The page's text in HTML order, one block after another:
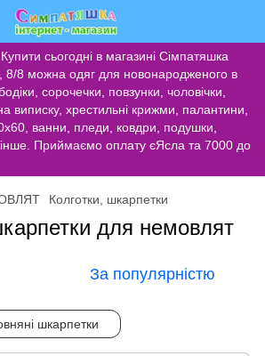
сьогодні в магазині Сімпатяшка
8/8 можна одяг для новонародженого в
сорочечки, повзунки, чоловічки,
виписку, хрестильні крижми, палантини,
ванни, пледи, ковдри, подушки,
інше. Приймаємо оплату єЯсла та 7000 до
Колготки, шкарпетки
для немовлят
За популярністю
шкарпетки